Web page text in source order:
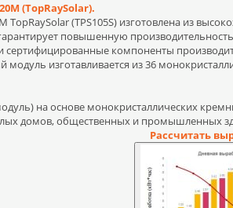
(TopRaySolar).
TopRaySolar (TPS105S) изготовлена из
повышенную
сертифицированные компоненты
модуль изготавливается из 36
на основе монокристаллических
домов, общественных и промышленных
Рассчитать